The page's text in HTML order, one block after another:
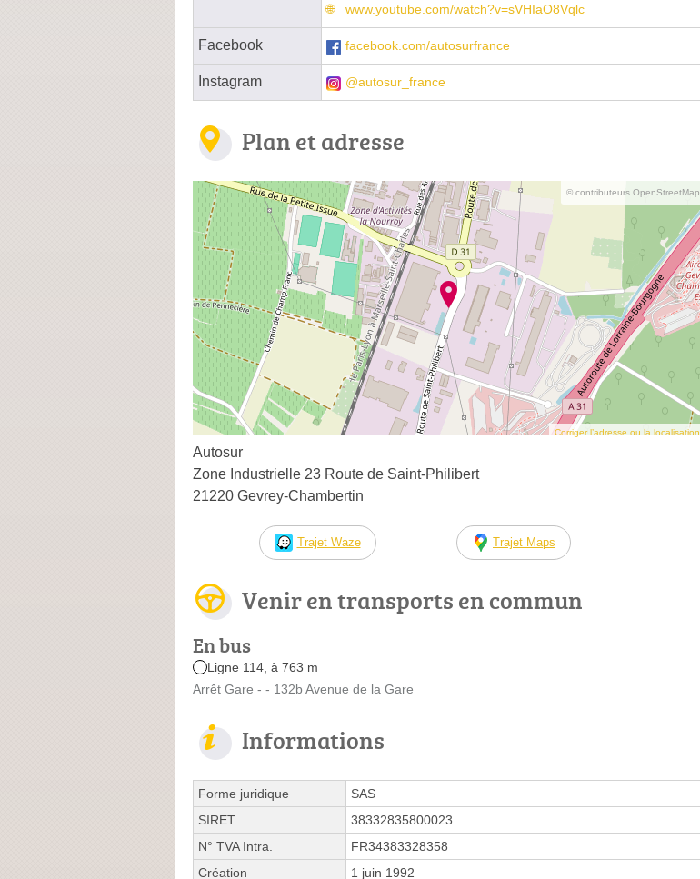
www.youtube.com/watch?v=sVHIaO8Vqlc
Facebook facebook.com/autosurfrance
Instagram @autosur_france
Plan et adresse
© contributeurs OpenStreetMap
Corriger l’adresse ou la localisation
Autosur
Zone Industrielle 23 Route de Saint-Philibert
21220 Gevrey-Chambertin
Trajet Waze Trajet Maps
Venir en transports en commun
En bus
Ligne 114, à 763 m
Arrêt Gare - - 132b Avenue de la Gare
Informations
Forme juridique
SAS
SIRET
38332835800023
N° TVA Intra.
FR34383328358
Création
1 juin 1992